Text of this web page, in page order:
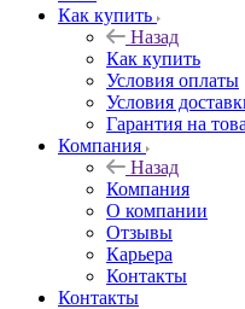
Как купить
Назад
Как купить
Условия оплаты
Условия
Гарантия на
Компания
Назад
Компания
О компании
Отзывы
Карьера
Контакты
Контакты